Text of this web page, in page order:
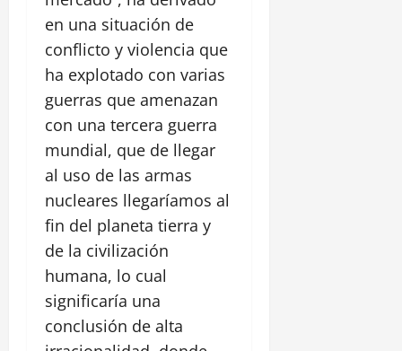
en una situación de
conflicto y violencia que
ha explotado con varias
guerras que amenazan
con una tercera guerra
mundial, que de llegar
al uso de las armas
nucleares llegaríamos al
fin del planeta tierra y
de la civilización
humana, lo cual
significaría una
conclusión de alta